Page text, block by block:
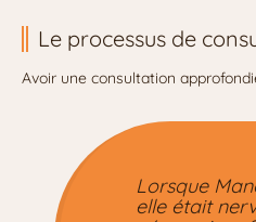
Le processus de
Avoir une consultation
Lorsque
elle était